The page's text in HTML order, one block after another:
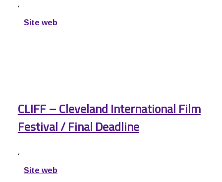
,
Site web
CLIFF – Cleveland International Film
Festival / Final Deadline
,
Site web